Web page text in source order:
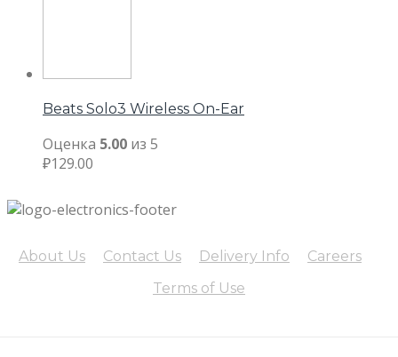
Beats Solo3 Wireless On-Ear
Оценка 5.00 из 5
₽129.00
About Us Contact Us Delivery Info
Careers
Terms of Use